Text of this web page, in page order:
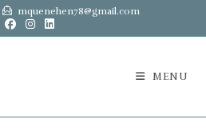
mquenehen78@gmail.com
MENU